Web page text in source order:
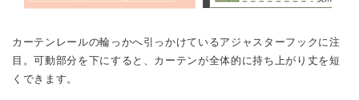
カーテンレールの輪っかへ引っかけているアジャスターフックに注
目。可動部分を下にすると、カーテンが全体的に持ち上がり丈を短
くできます。